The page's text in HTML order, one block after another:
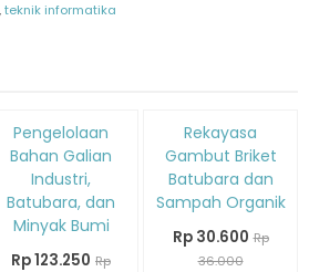
,teknik informatika
Diskon
15%Pengelolaan
Bahan Galian
Industri,
Batubara, dan
Minyak Bumi
Rp 123.250 Rp
DiskonRekayasa
Gambut Briket
Batubara dan
Sampah Organik
Rp 30.600 Rp
36.000